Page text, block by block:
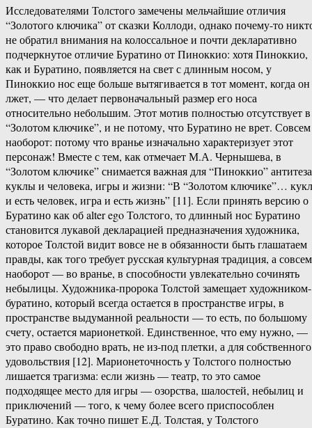
Исследователями Толстого замечены мельчайшие отличия
“Золотого ключика” от сказки Коллоди, однако почему-то
не обратил внимания на колоссальное и почти декларативно
подчеркнутое отличие Буратино от Пиноккио: хотя Пиноккио,
как и Буратино, появляется на свет с длинным носом, у
Пиноккио нос еще больше вытягивается в тот момент, когда он
лжет, — что делает первоначальный размер его носа
относительно небольшим. Этот мотив полностью отсутствует в
“Золотом ключике”, и не потому, что Буратино не врет. Совсем
наоборот: потому что вранье изначально характеризует этот
персонаж! Вместе с тем, как отмечает М.А. Чернышева, в
“Золотом ключике” снимается важная для “Пиноккио” антитеза
куклы и человека, игры и жизни: “В “Золотом ключике”…
и есть человек, игра и есть жизнь” [11]. Если принять версию о
Буратино как об alter ego Толстого, то длинный нос Буратино
становится лукавой декларацией предназначения художника,
которое Толстой видит вовсе не в обязанности быть глашатаем
правды, как того требует русская культурная традиция, а совсем
наоборот — во вранье, в способности увлекательно сочинять
небылицы. Художника-пророка Толстой замещает художником-
буратино, который всегда остается в пространстве игры, в
пространстве выдуманной реальности — то есть, по большому
счету, остается марионеткой. Единственное, что ему нужно, —
это право свободно врать, не из-под плетки, а для собственного
удовольствия [12]. Марионеточность у Толстого полностью
лишается трагизма: если жизнь — театр, то это самое
подходящее место для игры — озорства, шалостей, небылиц и
приключений — того, к чему более всего приспособлен
Буратино. Как точно пишет Е.Д. Толстая, у Толстого